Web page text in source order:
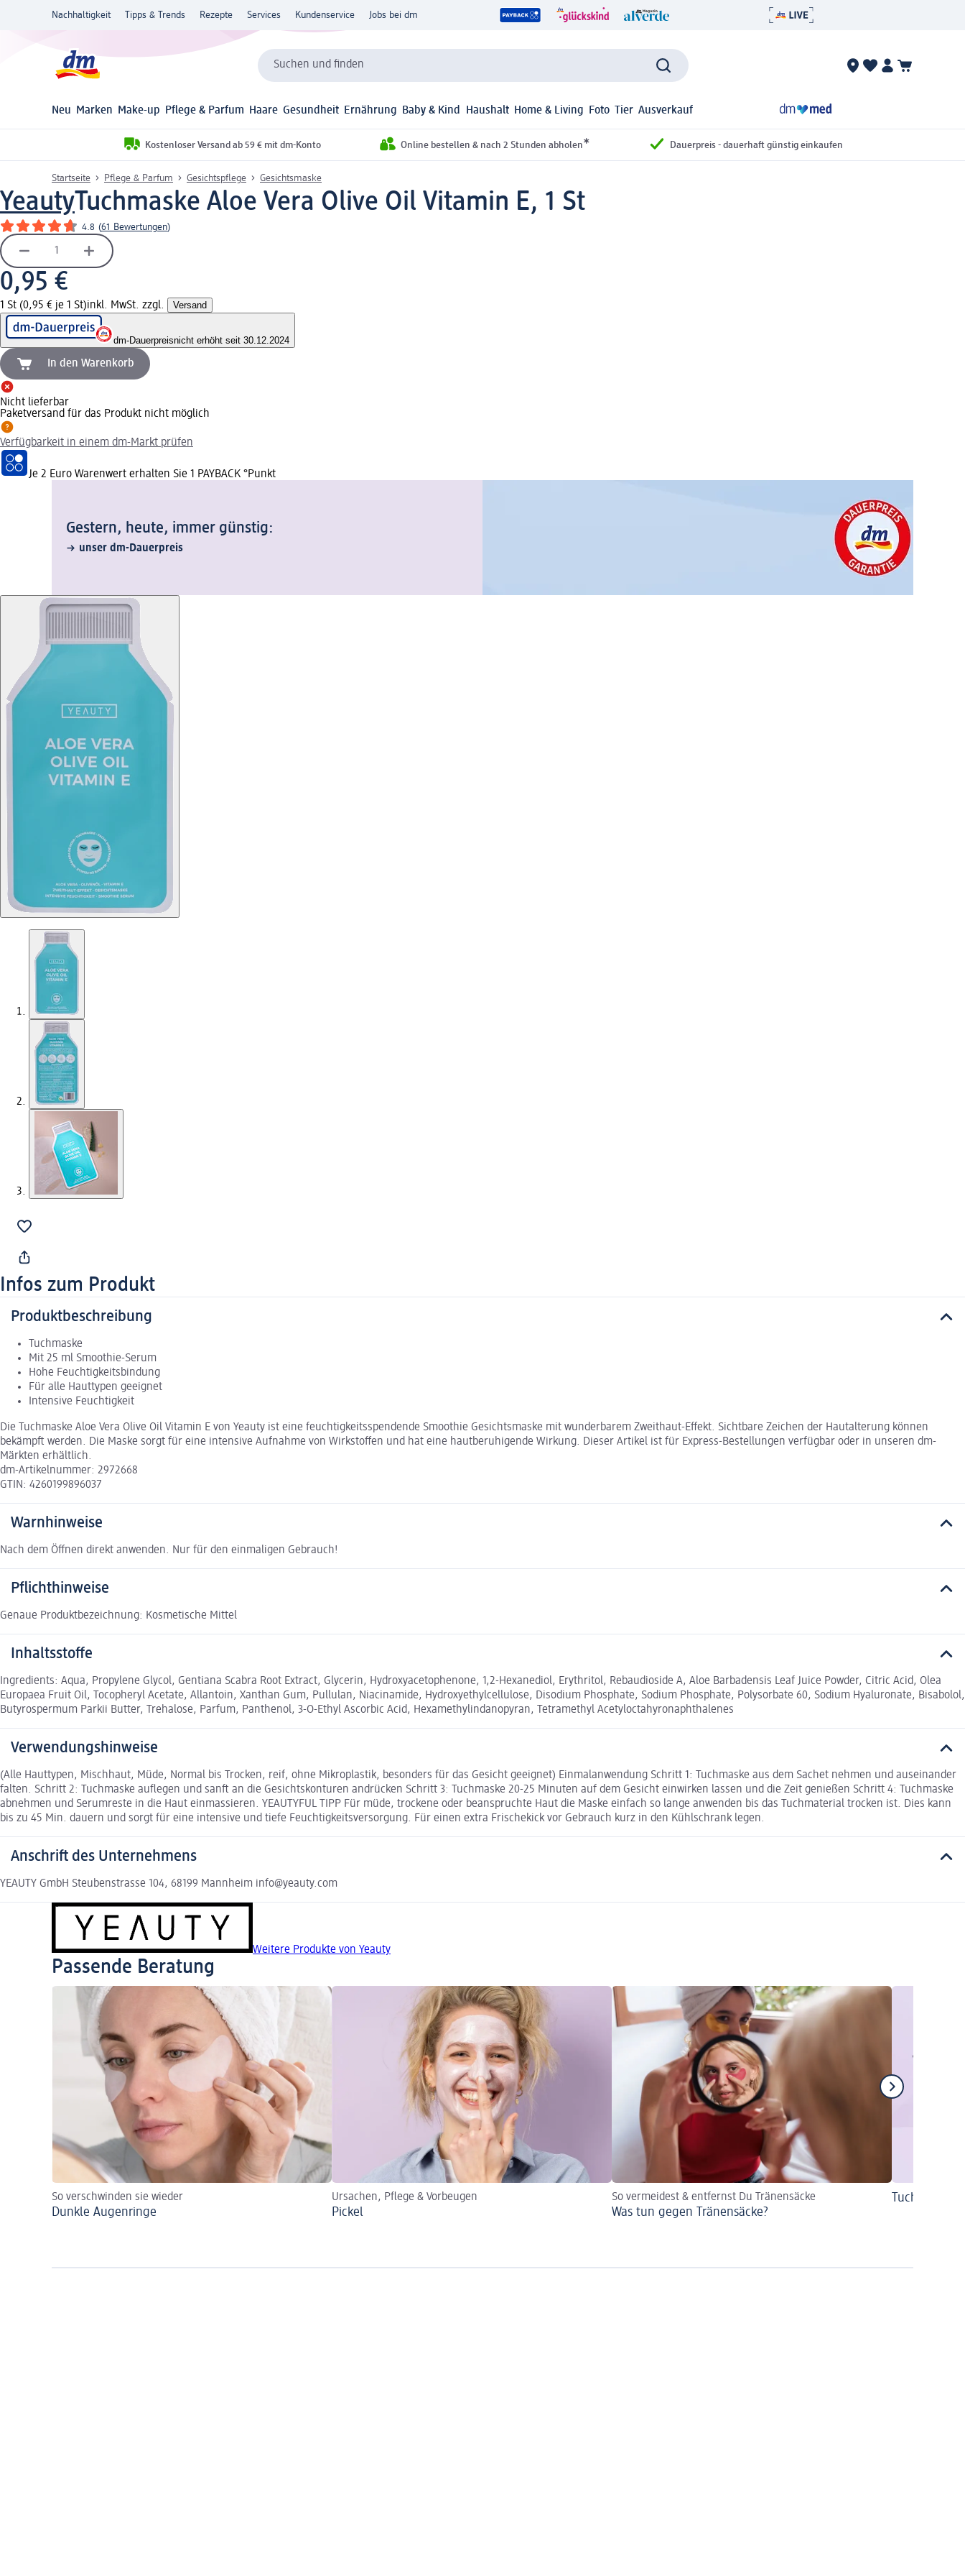
Nachhaltigkeit Tipps & Trends Rezepte Services Kundenservice Jobs bei dm
Suchen und finden
Neu Marken Make-up Pflege & Parfum Haare Gesundheit Ernährung Baby & Kind Haushalt Home & Living Foto Tier Ausverkauf
Kostenloser Versand ab 59 € mit dm-Konto Online bestellen & nach 2 Stunden abholen* Dauerpreis - dauerhaft günstig einkaufen
Startseite Pflege & Parfum Gesichtspflege Gesichtsmaske
YeautyTuchmaske Aloe Vera Olive Oil Vitamin E, 1 St
4.8 (61 Bewertungen)
0,95 €
1 St (0,95 € je 1 St)inkl. MwSt. zzgl. Versand
dm-Dauerpreisnicht erhöht seit 30.12.2024
In den Warenkorb
Nicht lieferbar
Paketversand für das Produkt nicht möglich
Verfügbarkeit in einem dm-Markt prüfen
Je 2 Euro Warenwert erhalten Sie 1 PAYBACK °Punkt
Gestern, heute, immer günstig:
unser dm-Dauerpreis
Infos zum Produkt
Produktbeschreibung
Tuchmaske
Mit 25 ml Smoothie-Serum
Hohe Feuchtigkeitsbindung
Für alle Hauttypen geeignet
Intensive Feuchtigkeit
Die Tuchmaske Aloe Vera Olive Oil Vitamin E von Yeauty ist eine feuchtigkeitsspendende Smoothie Gesichtsmaske mit wunderbarem Zweithaut-Effekt. Sichtbare Zeichen der Hautalterung können
bekämpft werden. Die Maske sorgt für eine intensive Aufnahme von Wirkstoffen und hat eine hautberuhigende Wirkung. Dieser Artikel ist für Express-Bestellungen verfügbar oder in unseren dm-
Märkten erhältlich.
dm-Artikelnummer: 2972668
GTIN: 4260199896037
Warnhinweise
Nach dem Öffnen direkt anwenden. Nur für den einmaligen Gebrauch!
Pflichthinweise
Genaue Produktbezeichnung: Kosmetische Mittel
Inhaltsstoffe
Ingredients: Aqua, Propylene Glycol, Gentiana Scabra Root Extract, Glycerin, Hydroxyacetophenone, 1,2-Hexanediol, Erythritol, Rebaudioside A, Aloe Barbadensis Leaf Juice Powder, Citric Acid, Olea
Europaea Fruit Oil, Tocopheryl Acetate, Allantoin, Xanthan Gum, Pullulan, Niacinamide, Hydroxyethylcellulose, Disodium Phosphate, Sodium Phosphate, Polysorbate 60, Sodium Hyaluronate, Bisabolol,
Butyrospermum Parkii Butter, Trehalose, Parfum, Panthenol, 3-O-Ethyl Ascorbic Acid, Hexamethylindanopyran, Tetramethyl Acetyloctahyronaphthalenes
Verwendungshinweise
(Alle Hauttypen, Mischhaut, Müde, Normal bis Trocken, reif, ohne Mikroplastik, besonders für das Gesicht geeignet) Einmalanwendung Schritt 1: Tuchmaske aus dem Sachet nehmen und auseinander
falten. Schritt 2: Tuchmaske auflegen und sanft an die Gesichtskonturen andrücken Schritt 3: Tuchmaske 20-25 Minuten auf dem Gesicht einwirken lassen und die Zeit genießen Schritt 4: Tuchmaske
abnehmen und Serumreste in die Haut einmassieren. YEAUTYFUL TIPP Für müde, trockene oder beanspruchte Haut die Maske einfach so lange anwenden bis das Tuchmaterial trocken ist. Dies kann
bis zu 45 Min. dauern und sorgt für eine intensive und tiefe Feuchtigkeitsversorgung. Für einen extra Frischekick vor Gebrauch kurz in den Kühlschrank legen.
Anschrift des Unternehmens
YEAUTY GmbH Steubenstrasse 104, 68199 Mannheim info@yeauty.com
Weitere Produkte von Yeauty
Passende Beratung
So verschwinden sie wieder
Dunkle Augenringe
Ursachen, Pflege & Vorbeugen
Pickel
So vermeidest & entfernst Du Tränensäcke
Was tun gegen Tränensäcke?
Tuchmasken